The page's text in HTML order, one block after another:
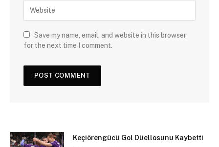
Save my name, email, and website in this browser
for the next time I comment.
Keçiörengücü Gol Düellosunu Kaybetti